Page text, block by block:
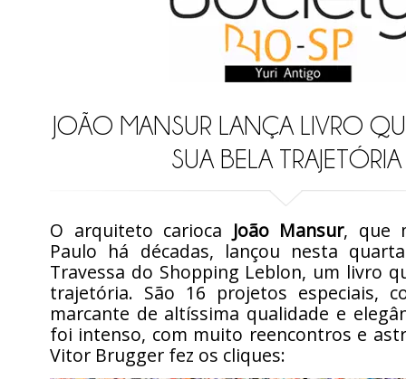
JOÃO MANSUR LANÇA LIVRO
SUA BELA TRAJETÓRIA
O arquiteto carioca João Mansur, que
Paulo há décadas, lançou nesta
Travessa do Shopping Leblon, um livro
trajetória. São 16 projetos especiais,
marcante de altíssima qualidade e
foi intenso, com muito reencontros e
Vitor Brugger fez os cliques: